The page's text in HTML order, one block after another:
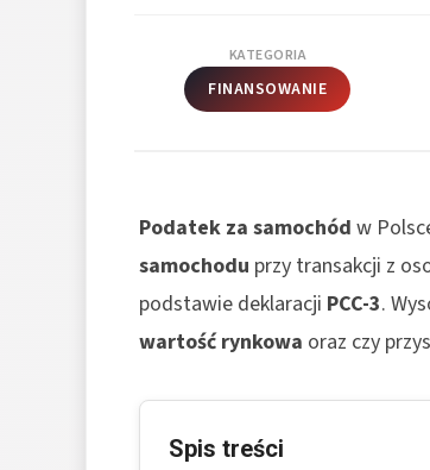
KATEGORIA
FINANSOWANIE
Podatek za samochód w
samochodu przy transakcji z
podstawie deklaracji PCC-3.
wartość rynkowa oraz czy
Spis treści